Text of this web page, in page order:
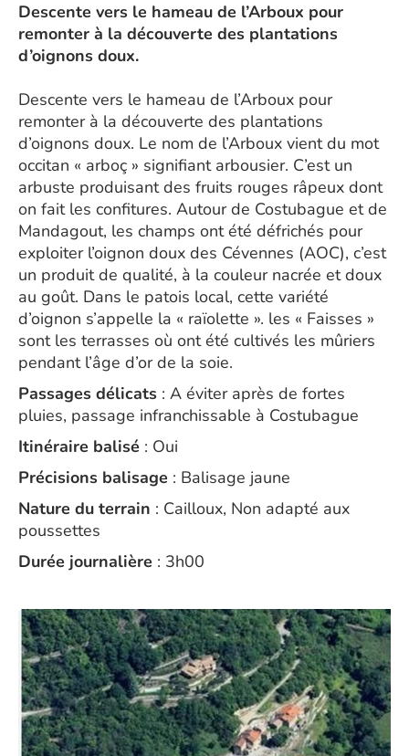
Descente vers le hameau de l’Arboux pour
remonter à la découverte des plantations
d’oignons doux.
Descente vers le hameau de l’Arboux pour
remonter à la découverte des plantations
d’oignons doux. Le nom de l’Arboux vient du mot
occitan « arboç » signifiant arbousier. C’est un
arbuste produisant des fruits rouges râpeux dont
on fait les confitures. Autour de Costubague et de
Mandagout, les champs ont été défrichés pour
exploiter l’oignon doux des Cévennes (AOC), c’est
un produit de qualité, à la couleur nacrée et doux
au goût. Dans le patois local, cette variété
d’oignon s’appelle la « raïolette ». les « Faisses »
sont les terrasses où ont été cultivés les mûriers
pendant l’âge d’or de la soie.
Passages délicats : A éviter après de fortes
pluies, passage infranchissable à Costubague
Itinéraire balisé : Oui
Précisions balisage : Balisage jaune
Nature du terrain : Cailloux, Non adapté aux
poussettes
Durée journalière : 3h00